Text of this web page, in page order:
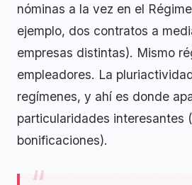
nóminas a la vez en el
ejemplo, dos contratos a
empresas distintas). Mismo
empleadores. La
regímenes, y ahí es donde
particularidades interesantes
bonificaciones).